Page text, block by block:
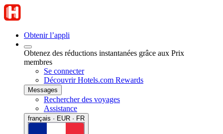
Obtenir l’appli
Obtenez des réductions instantanées grâce aux Prix
membres
Se connecter
Découvrir Hotels.com Rewards
Messages
Rechercher des voyages
Assistance
français · EUR · FR